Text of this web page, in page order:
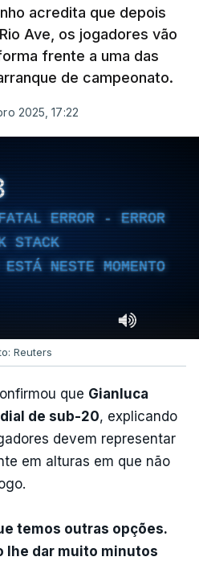
acredita que depois
Ave, os jogadores vão
frente a uma das
de campeonato.
2025, 17:22
ERROR - ERROR
STACK
NESTE MOMENTO
Reuters
que Gianluca
de sub-20, explicando
devem representar
em alturas em que não
temos outras opções.
lhe dar muito minutos